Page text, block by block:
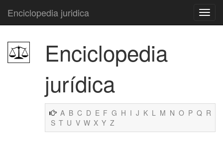
Enciclopedia juridica
Enciclopedia
jurídica
A B C D E F G H I J K L M N O P Q R
S T U V W X Y Z